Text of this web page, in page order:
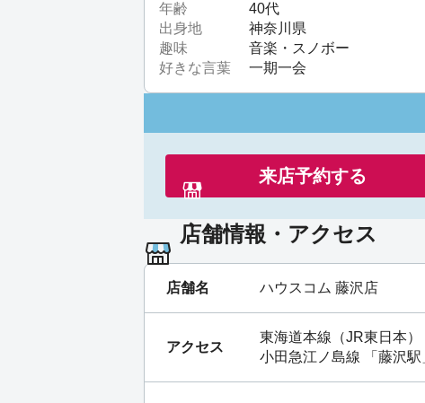
年齢
40代
出身地
神奈川県
趣味
音楽・スノボー
好きな言葉
一期一会
来店予約する
店舗情報・アクセス
店舗名 ハウスコム 藤沢店
アクセス
東海道本線（JR東日本）
小田急江ノ島線
「 藤沢駅